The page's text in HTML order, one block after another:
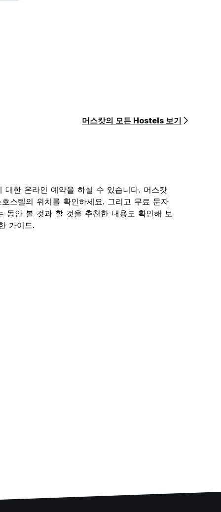
머스캇의 모든 Hostels 보기
한 온라인 예약을 하실 수 있습니다. 머스캇
스텔의 위치를 확인하세요. 그리고 무료 문자
동안 볼 것과 할 것을 추천한 내용도 확인해 보
가이드.